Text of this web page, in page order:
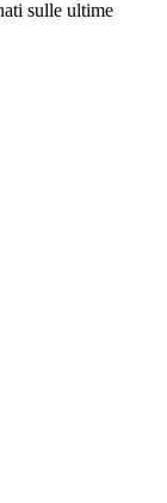
sulle ultime